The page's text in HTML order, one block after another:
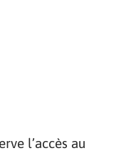
l’accès au